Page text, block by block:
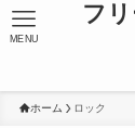
フ
MENU
ホーム ロック